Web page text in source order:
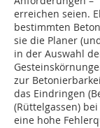
erreichen seien.
bestimmten
sie die Planer
in der Auswahl
zur
das Eindringen
(Rüttelgassen)
eine hohe